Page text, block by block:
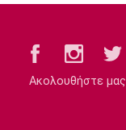
Ακολουθήστε μας